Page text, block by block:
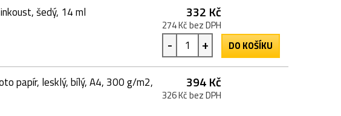
šedý, 14 ml 332 Kč
274 Kč bez DPH
- + DO KOŠÍKU
papír, lesklý, bílý, A4, 300 g/m2,
394 Kč
326 Kč bez DPH